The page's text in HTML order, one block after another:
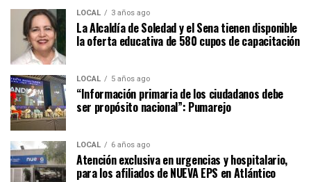
LOCAL 3 años ago
La Alcaldía de Soledad y el Sena tienen disponible
la oferta educativa de 580 cupos de capacitación
LOCAL 5 años ago
“Información primaria de los ciudadanos debe
ser propósito nacional”: Pumarejo
LOCAL 6 años ago
Atención exclusiva en urgencias y hospitalario,
para los afiliados de NUEVA EPS en Atlántico